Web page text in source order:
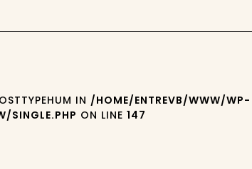
IN /HOME/ENTREVB/WWW/WP-
SINGLE.PHP ON LINE147